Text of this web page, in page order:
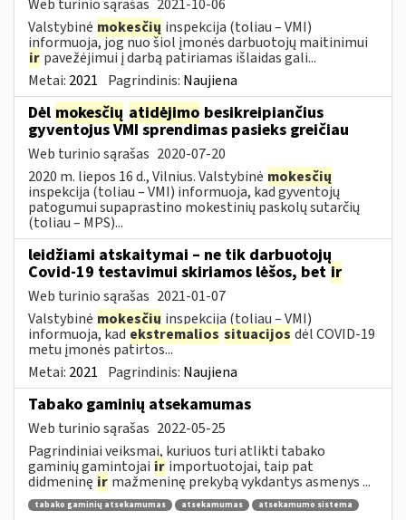
Web turinio sąrašas 2021-10-06
Valstybinė mokesčių inspekcija (toliau – VMI)
informuoja, jog nuo šiol įmonės darbuotojų maitinimui
ir pavežėjimui į darbą patiriamas išlaidas gali...
Metai: 2021 Pagrindinis: Naujiena
Dėl mokesčių atidėjimo besikreipiančius
gyventojus VMI sprendimas pasieks greičiau
Web turinio sąrašas 2020-07-20
2020 m. liepos 16 d., Vilnius. Valstybinė mokesčių
inspekcija (toliau – VMI) informuoja, kad gyventojų
patogumui supaprastino mokestinių paskolų sutarčių
(toliau – MPS)...
leidžiami atskaitymai – ne tik darbuotojų
Covid-19 testavimui skiriamos lėšos, bet ir
Web turinio sąrašas 2021-01-07
Valstybinė mokesčių inspekcija (toliau – VMI)
informuoja, kadekstremalios situacijos dėl COVID-19
metu įmonės patirtos...
Metai: 2021 Pagrindinis: Naujiena
Tabako gaminių atsekamumas
Web turinio sąrašas 2022-05-25
Pagrindiniai veiksmai, kuriuos turi atlikti tabako
gaminių gamintojai ir importuotojai, taip pat
didmeninę ir mažmeninę prekybą vykdantys asmenys ...
tabako gaminių atsekamumas atsekamumas atsekamumo sistema